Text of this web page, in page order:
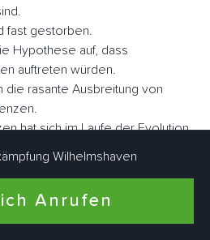
fast gestorben.
Hypothese auf, dass
auftreten würden.
rasante Ausbreitung von
hat sich im Laufe der Evolution
seinen Körper, was dazu
vielen Ecken und Winkeln
ist verkümmert.
Name, den der Klecks malte.
Wilhelmshaven
Anrufen